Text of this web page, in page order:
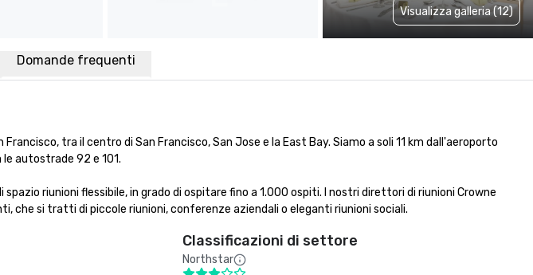
Visualizza galleria (12)
Domande frequenti
tra il centro di San Francisco, San Jose e la East Bay. Siamo a soli 11 km dall'aeroporto
autostrade 92 e 101.
riunioni flessibile, in grado di ospitare fino a 1.000 ospiti. I nostri direttori di riunioni Crowne
si tratti di piccole riunioni, conferenze aziendali o eleganti riunioni sociali.
Classificazioni di settore
Northstar